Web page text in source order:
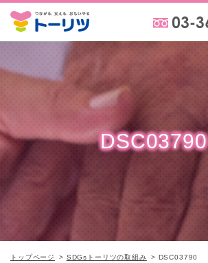
DSC03790
トップページ SDGsトーリツの取組み DSC03790